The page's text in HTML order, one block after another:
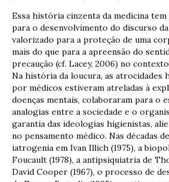
Essa história cinzenta da medicina
para o desenvolvimento do discurso
valorizado para a proteção de uma
mais do que para a apreensão do
precaução (cf. Lacey, 2006) no
Na história da loucura, as atrocidades
por médicos estiveram atreladas à
doenças mentais, colaboraram para o
analogias entre a sociedade e o
garantia das ideologias higienistas,
no pensamento médico. Nas décadas
iatrogenia em Ivan Illich (1975), a
Foucault (1978), a antipsiquiatria de
David Cooper (1967), o processo de